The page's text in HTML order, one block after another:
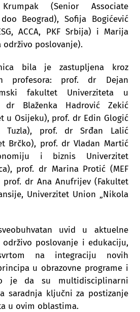
(Senior Associate
Beograd), Sofija Bogićević
ACCA, PKF Srbija) i Marija
održivo poslovanje).
bila je zastupljena kroz
profesora: prof. dr Dejan
fakultet Univerziteta u
dr Blaženka Hadrović Zekić
u Osijeku), prof. dr Edin Glogić
Tuzla), prof. dr Srđan Lalić
Brčko), prof. dr Vladan Martić
i biznis Univerzitet
prof. dr Marina Protić (MEF
prof. dr Ana Anufrijev (Fakultet
Univerzitet Union „Nikola
uvid u aktuelne
poslovanje i edukaciju,
na integraciju novih
u obrazovne programe i
je da su multidisciplinarni
saradnja ključni za postizanje
u ovim oblastima.